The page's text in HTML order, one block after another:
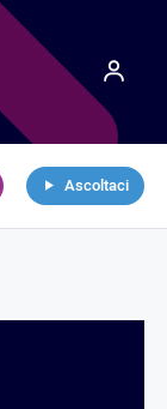
Ascoltaci